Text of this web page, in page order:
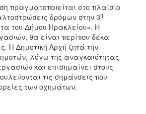
πραγματοποιείται στο πλαίσιο
δρόμων στην 3η
του Δήμου Ηρακλείου». Η
θα είναι περίπου δέκα
Η Δημοτική Αρχή ζητά την
λόγω της αναγκαιότητας
και επισημαίνει στους
τις σημάνσεις που
των οχημάτων.